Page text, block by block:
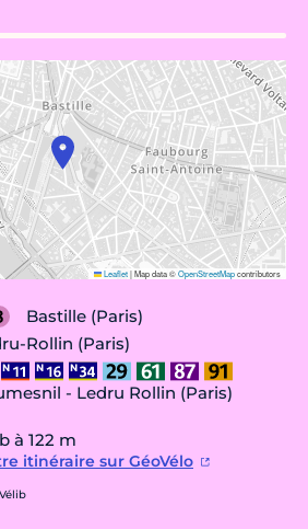
Leaflet|Map data ©OpenStreetMapcontributors
Bastille (Paris)
Rollin (Paris)
- Ledru Rollin (Paris)
à 122 m
itinéraire sur GéoVélo